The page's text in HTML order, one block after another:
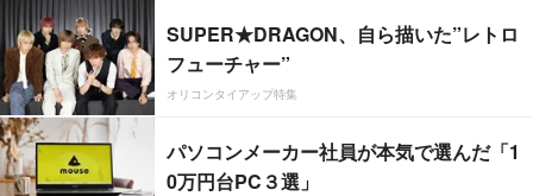
SUPER★DRAGON、自ら描いた”レトロ
フューチャー”
オリコンタイアップ特集
パソコンメーカー社員が本気で選んだ「1
0万円台PC３選」